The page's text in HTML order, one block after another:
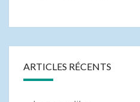
ARTICLES RÉCENTS